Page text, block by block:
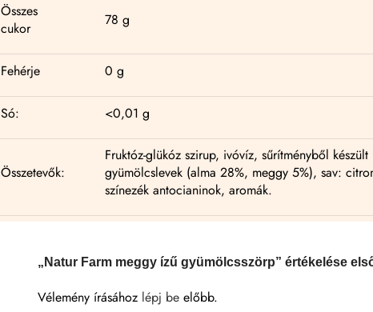
Összes
cukor
78 g
Fehérje 0 g
Só: <0,01 g
Összetevők:
Fruktóz-glükóz szirup, ivóvíz, sűrítményből készült
gyümölcslevek (alma 28%, meggy 5%), sav:
színezék antocianinok, aromák.
„Natur Farm meggy ízű gyümölcsszörp” értékelése
Vélemény írásához lépj be előbb.